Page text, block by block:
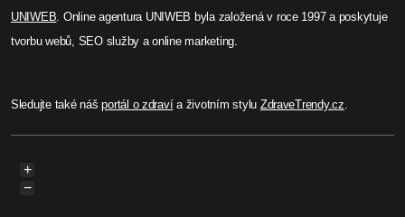
UNIWEB . Online agentura UNIWEB byla založená v roce 1997 a poskytuje
tvorbu webů, SEO služby a online marketing.
Sledujte také nášportál o zdravía životním stylu ZdraveTrendy.cz
+
−